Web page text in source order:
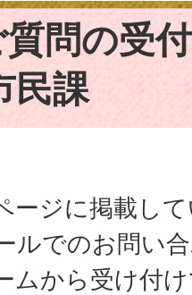
問の受
民課
ージに掲載し
ルでのお問い
ムから受け付